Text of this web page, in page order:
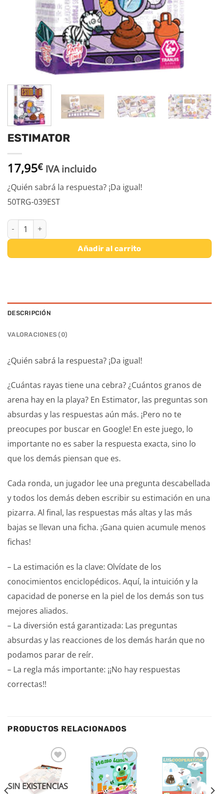
ESTIMATOR
17,95€ IVA incluido
¿Quién sabrá la respuesta? ¡Da igual!
50TRG-039EST
ESTIMATOR cantidad
Añadir al carrito
DESCRIPCIÓN
VALORACIONES (0)
¿Quién sabrá la respuesta? ¡Da igual!
¿Cuántas rayas tiene una cebra? ¿Cuántos granos de
arena hay en la playa? En Estimator, las preguntas son
absurdas y las respuestas aún más. ¡Pero no te
preocupes por buscar en Google! En este juego, lo
importante no es saber la respuesta exacta, sino lo
que los demás piensan que es.
Cada ronda, un jugador lee una pregunta descabellada
y todos los demás deben escribir su estimación en una
pizarra. Al final, las respuestas más altas y las más
bajas se llevan una ficha. ¡Gana quien acumule menos
fichas!
– La estimación es la clave: Olvídate de los
conocimientos enciclopédicos. Aquí, la intuición y la
capacidad de ponerse en la piel de los demás son tus
mejores aliados.
– La diversión está garantizada: Las preguntas
absurdas y las reacciones de los demás harán que no
podamos parar de reír.
– La regla más importante: ¡¡No hay respuestas
correctas!!
PRODUCTOS RELACIONADOS
Añadir
a la
lista de
deseos
SIN EXISTENCIAS
Añadir
a la
lista de
deseos
Añadir
a la
lista de
deseos